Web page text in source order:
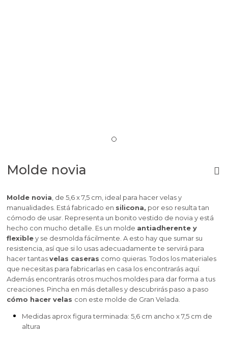
Molde novia
Molde novia , de 5,6 x 7,5 cm ideal para hacer velas y
manualidades. Está fabricado en silicona, por eso resulta tan
cómodo de usar. Representa un bonito vestido de novia y está
hecho con mucho detalle. Es un molde antiadherente y
flexibley se desmolda fácilmente. A esto hay que sumar su
resistencia, así que si lo usas adecuadamente te servirá para
hacer tantasvelas caseras como quieras. Todos los materiales
que necesitas para fabricarlas en casa los encontrarás aquí.
Además encontrarás otros muchos moldes para dar forma a tus
creaciones. Pincha en más detalles y descubrirás paso a paso
cómo hacer velas con este molde de Gran Velada.
Medidas aprox figura terminada: 5,6 cm ancho x 7,5 cm de
altura